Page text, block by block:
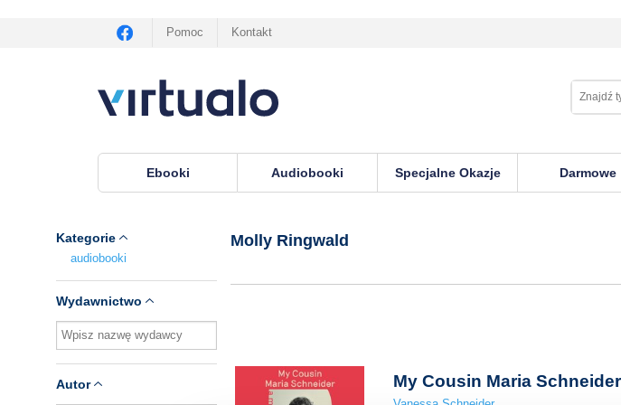
Pomoc Kontakt
Ebooki Audiobooki Specjalne Okazje Darmowe
Kategorie
audiobooki
Wydawnictwo
Autor
Molly Ringwald
My Cousin Maria Schneider